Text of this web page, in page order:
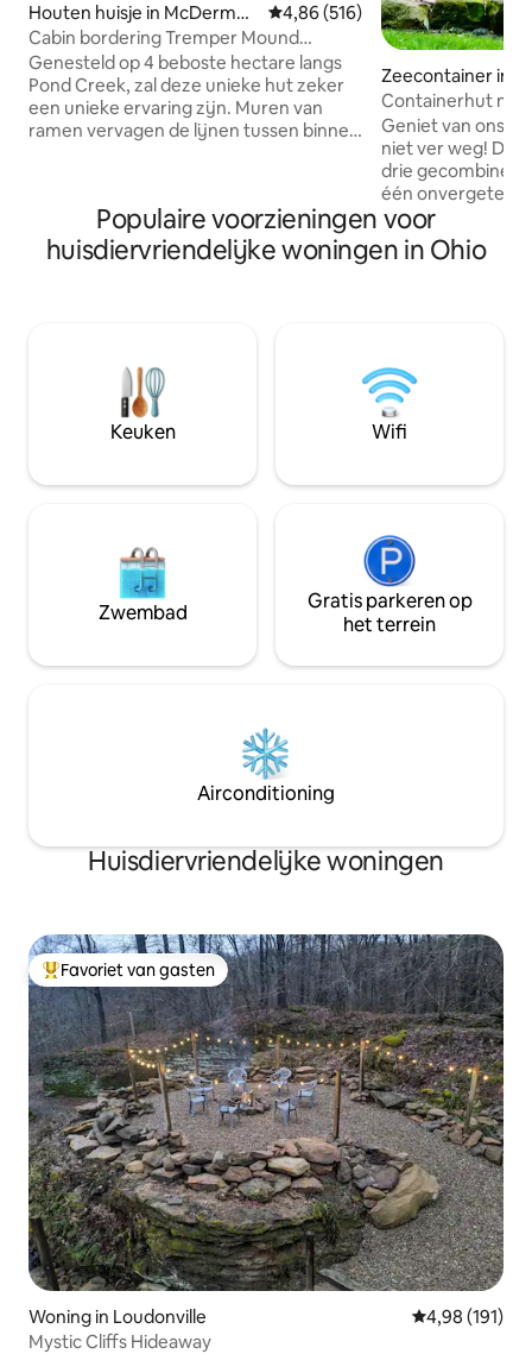
Houten huisje in McDermot
t
Gemiddelde beoordeling van
4,86 (516)
Cabin bordering Tremper Mound
Preserve
Genesteld op 4 beboste hectare langs
Pond Creek, zal deze unieke hut zeker
een unieke ervaring zijn. Muren van
ramen vervagen de lijnen tussen binnen
open haard met verschillende niveaus
kronkelen. De keuken is gevuld met
benodigdheden voor het bereiden van
te wandelen.
Zeecontainer in
Containerhut
Geniet van ons
niet ver weg! Deze hut is gemaakt van
drie
één
huurders te
hectare aan
door de
vuur binnen of
in de warmte van ons
6 minuten van
Populaire voorzieningen voor
huisdiervriendelijke woningen in Ohio
Keuken Wifi
Zwembad
Gratis parkeren op
het terrein
Airconditioning
Huisdiervriendelijke woningen
Topfavoriet van gasten
Favoriet van gasten
Woning in Loudonville Gemiddelde
4,98 (191)
Mystic Cliffs Hideaway